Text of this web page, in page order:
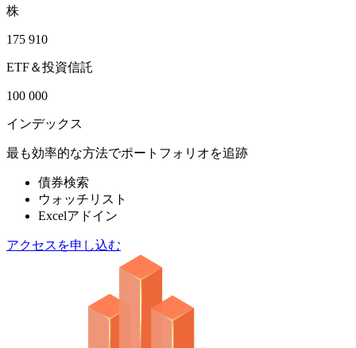
株
175 910
ETF＆投資信託
100 000
インデックス
最も効率的な方法でポートフォリオを追跡
債券検索
ウォッチリスト
Excelアドイン
アクセスを申し込む